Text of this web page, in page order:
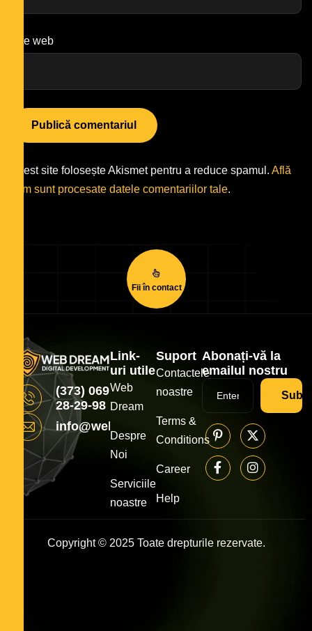
Site web
Acest site folosește Akismet pentru a reduce spamul. Află
cum sunt procesate datele comentariilor tale.
Fii în contact
(373) 069
28-29-98
info@webdream.md
Link-
uri utile
Web
Dream
Despre
Noi
Serviciile
noastre
Suport
Contactele
noastre
Terms &
Conditions
Career
Help
Abonați-vă la
emailul nostru
Copyright © 2025 Toate drepturile rezervate.